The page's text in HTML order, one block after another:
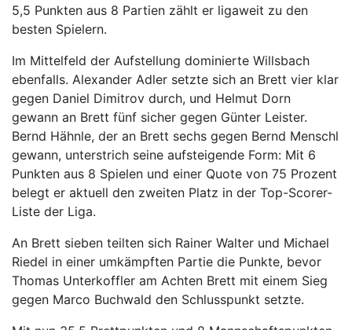
5,5 Punkten aus 8 Partien zählt er ligaweit zu den
besten Spielern.
Im Mittelfeld der Aufstellung dominierte Willsbach
ebenfalls. Alexander Adler setzte sich an Brett vier klar
gegen Daniel Dimitrov durch, und Helmut Dorn
gewann an Brett fünf sicher gegen Günter Leister.
Bernd Hähnle, der an Brett sechs gegen Bernd Menschl
gewann, unterstrich seine aufsteigende Form: Mit 6
Punkten aus 8 Spielen und einer Quote von 75 Prozent
belegt er aktuell den zweiten Platz in der Top-Scorer-
Liste der Liga.
An Brett sieben teilten sich Rainer Walter und Michael
Riedel in einer umkämpften Partie die Punkte, bevor
Thomas Unterkoffler am Achten Brett mit einem Sieg
gegen Marco Buchwald den Schlusspunkt setzte.